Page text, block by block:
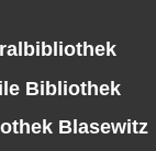
Bibliothek
Blasewitz